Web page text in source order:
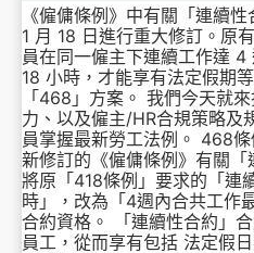
《僱傭條例》中有關「連續
1 月 18 日進行重大修訂。原
員在同一僱主下連續工作達
18 小時，才能享有法定假期
「468」方案。 我們今天就
力、以及僱主/HR合規策略及
員掌握最新勞工法例。 468
新修訂的《僱傭條例》有關「
將原「418條例」要求的「連
時」，改為「4週內合共工作
合約資格。 「連續性合約」
員工，從而享有包括 法定假